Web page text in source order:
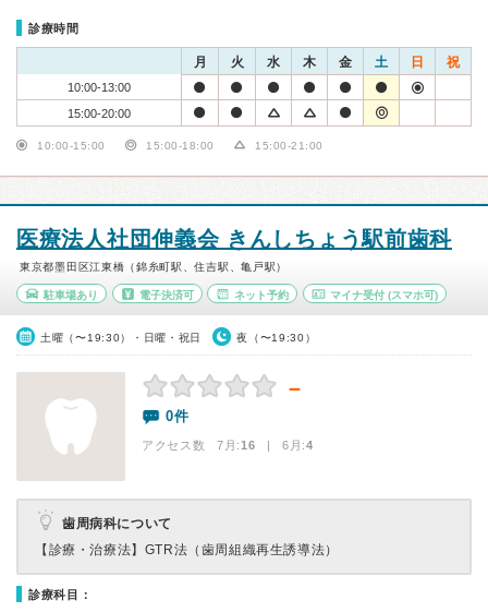
診療時間
月 火 水 木 金 土 日 祝
10:00-13:00
15:00-20:00
10:00-15:00 15:00-18:00 15:00-21:00
医療法人社団伸義会 きんしちょう駅前歯科
東京都墨田区江東橋（錦糸町駅、住吉駅、亀戸駅）
駐車場あり 電子決済可 ネット予約 マイナ受付 (スマホ可)
土曜（〜19:30）・日曜・祝日 夜（〜19:30）
－
0件
アクセス数 7月:16 | 6月:4
歯周病科について
【診療・治療法】 GTR法（歯周組織再生誘導法）
診療科目：